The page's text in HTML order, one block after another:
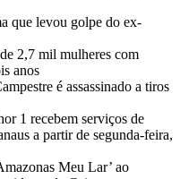
que levou golpe do ex-
2,7 mil mulheres com
anos
é assassinado a tiros
1 recebem serviços de
a partir de segunda-feira,
Meu Lar’ ao